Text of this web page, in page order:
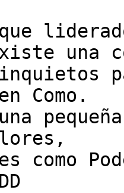
una
Como.
como